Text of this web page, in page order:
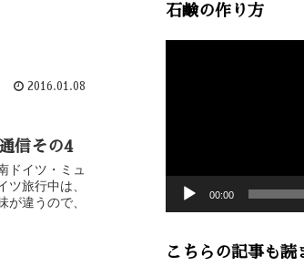
2016.01.08
信その4
ドイツ・ミュ
旅行中は、
違うので、
石鹸の作り方
00:00
こちらの記事も読